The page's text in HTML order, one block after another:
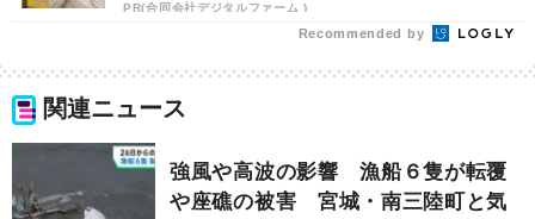
PR(合同会社デジタルファーム )
Recommended by
関連ニュース
強風や高波の影響 漁船６隻が転覆
や座礁の被害 宮城・南三陸町と気